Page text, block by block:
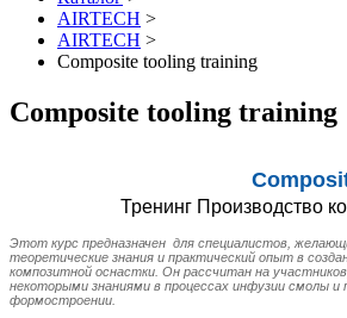
AIRTECH >
AIRTECH >
Composite tooling training
Composite tooling training
Тренинг Производство
Этот курс предназначен для специалистов,
теоретические знания и практический опыт в
композитной оснастки. Он рассчитан на
некоторыми знаниями в процессах инфузии смолы и
формостроении.